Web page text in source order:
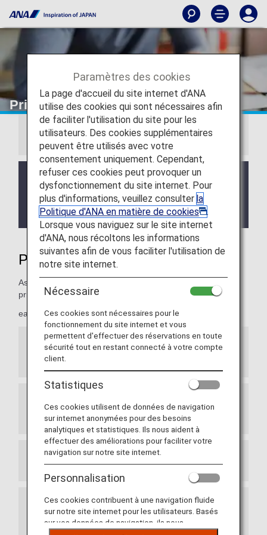
Priority Reservations
Information
We will be updating the ANA Super Flyers Card
service starting in April 2028.
For more details, please review theChanges to
the ANA Super Flyers Card System.
Priority Reservations
As Premium Members, members can take advantage of
priority reservations,
early seat reservations and more.
Priority Seat Reservations for ANA Japan
Domestic Flights
Exemption from Advance Seat Reservation
Charges for ANA International Flights
Prioritized Reservation Waiting List
Waitlist Reservations for ANA Japan Domestic
Flight Awards
Paramètres des cookies
La page d'accueil du site internet d'ANA
utilise des cookies qui sont nécessaires afin
de faciliter l'utilisation du site pour les
utilisateurs. Des cookies supplémentaires
peuvent être utilisés avec votre
consentement uniquement. Cependant,
refuser ces cookies peut provoquer un
dysfonctionnement du site internet. Pour
plus d'informations, veuillez consulter la
Politique d'ANA en matière de cookies
.
Lorsque vous naviguez sur le site internet
d'ANA, nous récoltons les informations
suivantes afin de vous faciliter l'utilisation de
notre site internet.
Nécessaire
Ces cookies sont nécessaires pour le
fonctionnement du site internet et vous
permettent d'effectuer des réservations en toute
sécurité tout en restant connecté à votre compte
client.
Statistiques
Ces cookies utilisent de données de navigation
sur internet anonymées pour des besoins
analytiques et statistiques. Ils nous aident à
effectuer des améliorations pour faciliter votre
navigation sur notre site internet.
Personnalisation
Ces cookies contribuent à une navigation fluide
sur notre site internet pour les utilisateurs. Basés
sur vos données de navigation, ils nous